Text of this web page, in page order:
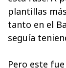
plantillas
tanto en el
seguía
Pero este